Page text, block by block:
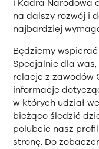
i Kadra Narodowa
na dalszy rozwój i
najbardziej
Będziemy
Specjalnie dla
relacje z zawodów
informacje
w których udział
bieżąco śledzić
polubcie nasz
stronę. Do